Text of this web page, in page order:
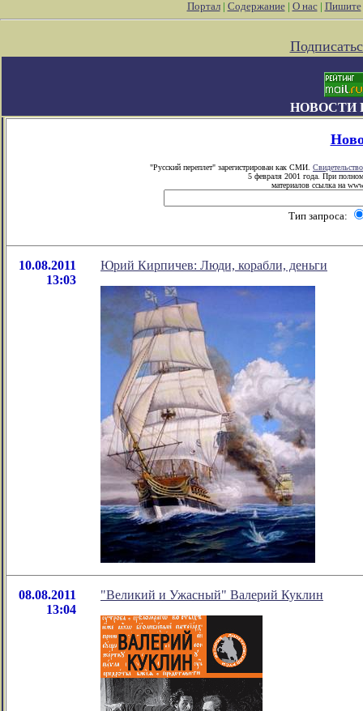
Портал| Содержание| О нас| Пишите
НОВОСТИ
"Русский переплет" зарегистрирован как СМИ. Свидетельство
5 февраля 2001 года. При
материалов ссылка на
Тип запроса:
10.08.2011
13:03
Юрий Кирпичев: Люди, корабли, деньги
08.08.2011
13:04
"Великий и Ужасный" Валерий Куклин